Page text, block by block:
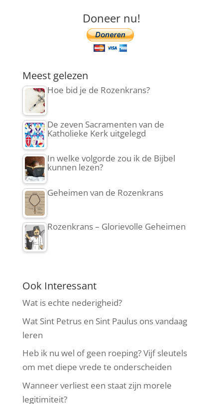
Doneer nu!
Meest gelezen
Hoe bid je de Rozenkrans?
De zeven Sacramenten van de
Katholieke Kerk uitgelegd
In welke volgorde zou ik de Bijbel
kunnen lezen?
Geheimen van de Rozenkrans
Rozenkrans – Glorievolle Geheimen
Ook Interessant
Wat is echte nederigheid?
Wat Sint Petrus en Sint Paulus ons vandaag
leren
Heb ik nu wel of geen roeping? Vijf sleutels
om met diepe vrede te onderscheiden
Wanneer verliest een staat zijn morele
legitimiteit?